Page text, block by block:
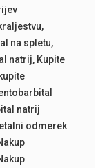
,
na spletu,
natrij, Kupite
kupite
natrij
letalni odmerek